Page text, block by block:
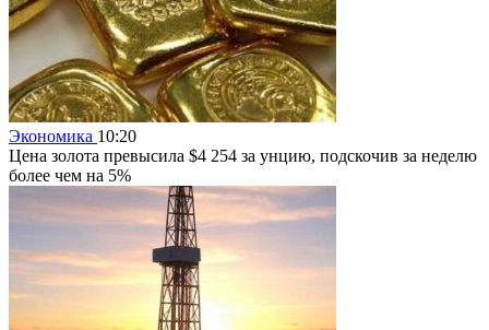
Экономика 10:20
Цена золота превысила $4 254 за унцию, подскочив за неделю
более чем на 5%